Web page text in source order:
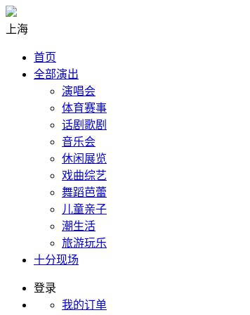
上海
首页
全部演出
演唱会
体育赛事
话剧歌剧
音乐会
休闲展览
戏曲综艺
舞蹈芭蕾
儿童亲子
潮生活
旅游玩乐
十分现场
登录
我的订单